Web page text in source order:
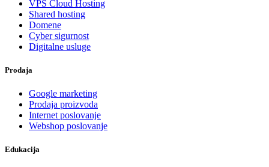
VPS Cloud Hosting
Shared hosting
Domene
Cyber sigurnost
Digitalne usluge
Prodaja
Google marketing
Prodaja proizvoda
Internet poslovanje
Webshop poslovanje
Edukacija